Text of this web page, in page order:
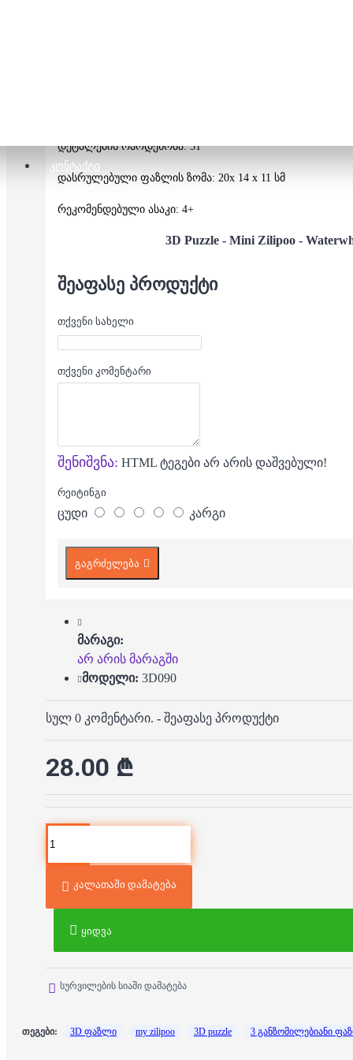
ᲙᲝᲜᲢᲐᲥᲢᲘ
დეტალების რაოდენობა: 51
დასრულებული ფაზლის ზომა: 20x 14 x 11 სმ
რეკომენდებული ასაკი: 4+
3D Puzzle - Mini Zilipoo - W
ᲨᲔᲐᲤᲐᲡᲔ ᲞᲠᲝᲓᲣᲥᲢᲘ
თქვენი სახელი
თქვენი კომენტარი
შენიშვნა: HTML ტეგები არ არის დაშვებული!
რეიტინგი
ცუდი კარგი
გაგრძელება
მარაგი:
არ არის მარაგში
მოდელი: 3D090
სულ 0 კომენტარი. - შეაფასე პროდუქტი
28.00 ₾
კალათაში დამატება
ყიდვა
სურვილების სიაში დამატება
თეგები: 3D ფაზლი my zilipoo 3D puzzle 3 განზომილებიანი